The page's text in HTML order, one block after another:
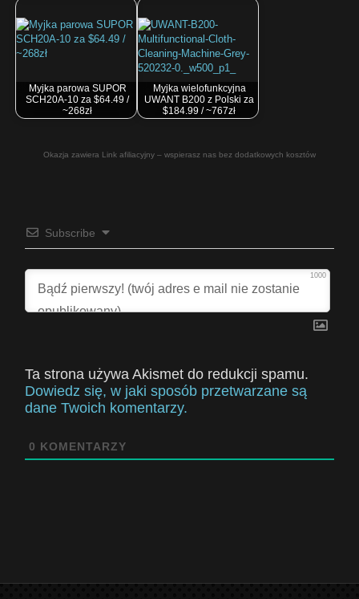
Myjka parowa SUPOR
SCH20A-10 za $64.49 /
~268zł
Myjka wielofunkcyjna
UWANT B200 z Polski za
$184.99 / ~767zł
Okazja zawiera Link afiliacyjny – wspierasz nas bez dodatkowych kosztów
Subscribe
1000
Ta strona używa Akismet do redukcji spamu.
Dowiedz się, w jaki sposób przetwarzane są
dane Twoich komentarzy.
0 KOMENTARZY